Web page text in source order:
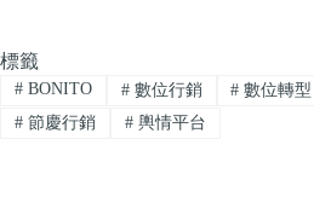
標籤
#BONITO #數位行銷 # 數位轉型
#節慶行銷 #輿情平台